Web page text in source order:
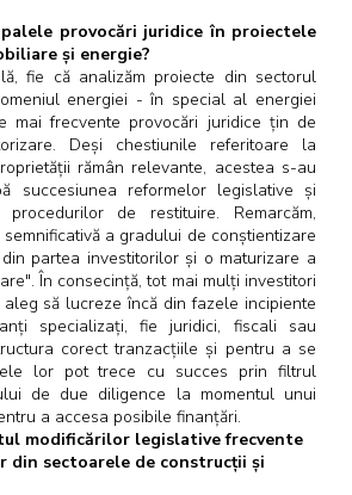
provocări juridice în proiectele
și energie?
fie că analizăm proiecte din sectorul
energiei - în special al energiei
mai frecvente provocări juridice țin de
Deși chestiunile referitoare la
rămân relevante, acestea s-au
succesiunea reformelor legislative și
de restituire. Remarcăm,
a gradului de conștientizare
partea investitorilor și o maturizare a
În consecință, tot mai mulți investitori
să lucreze încă din fazele incipiente
specializați, fie juridici, fiscali sau
corect tranzacțiile și pentru a se
lor pot trece cu succes prin filtrul
de due diligence la momentul unui
a accesa posibile finanțări.
modificărilor legislative frecvente
din sectoarele de construcții și